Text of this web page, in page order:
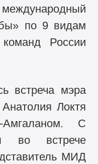
по 9 видам
команд России
встреча мэра
Локтя
С
во встрече
МИД